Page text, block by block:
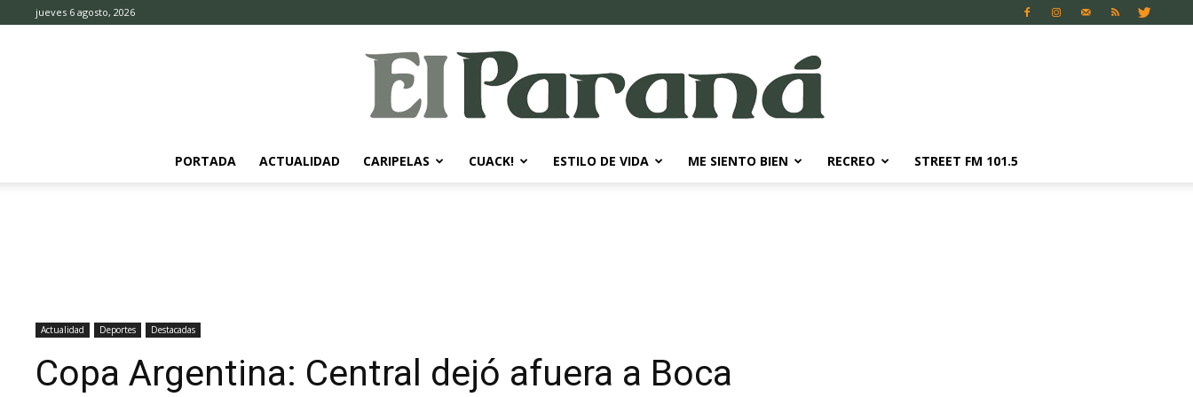
jueves 6 agosto, 2026
PORTADA ACTUALIDAD CARIPELAS CUACK! ESTILO DE VIDA ME SIENTO BIEN RECREO STREET FM 101.5
Actualidad Deportes Destacadas
Copa Argentina: Central dejó afuera a Boca